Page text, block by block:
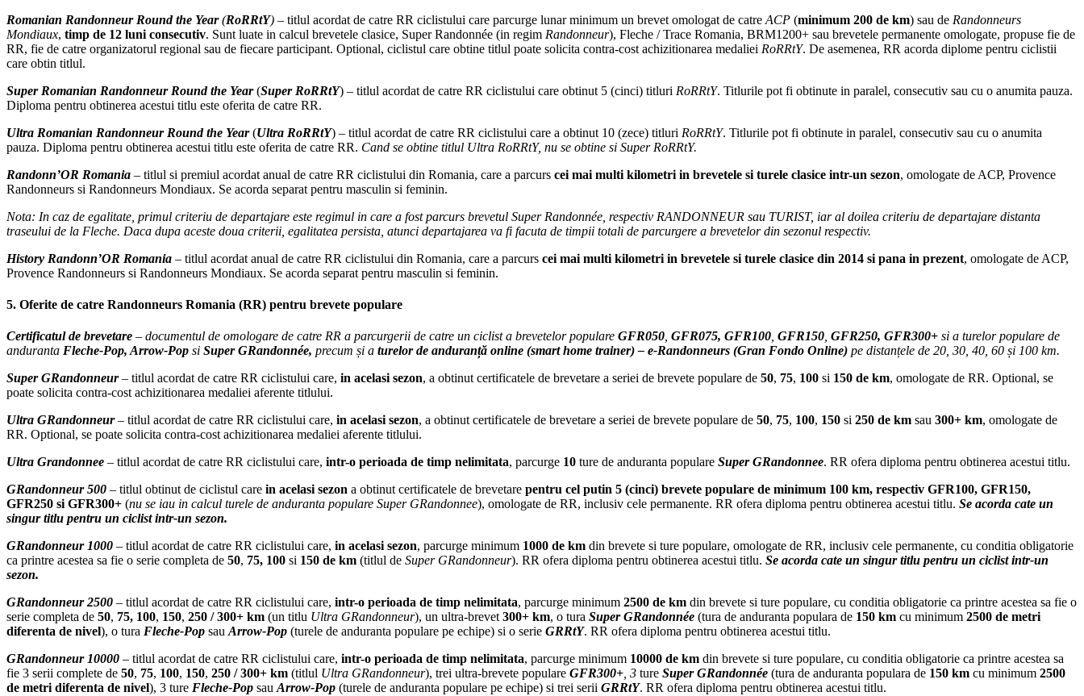
Romanian Randonneur Round the Year(RoRRtY) – titlul acordat de catre RR ciclistului care parcurge lunar minimum un brevet omologat de catre ACP (minimum 200 de km) sau de Randonneurs
Mondiaux, timp de 12 luni consecutiv. Sunt luate in calcul brevetele clasice, Super Randonnée (in regim Randonneur), Fleche / Trace Romania, BRM1200+ sau brevetele permanente omologate, propuse fie de
RR, fie de catre organizatorul regional sau de fiecare participant. Optional, ciclistul care obtine titlul poate solicita contra-cost achizitionarea medaliei RoRRtY. De asemenea, RR acorda diplome pentru ciclistii
care obtin titlul.
Super Romanian Randonneur Round the Year (Super RoRRtY) – titlul acordat de catre RR ciclistului care obtinut 5 (cinci) titluri RoRRtY. Titlurile pot fi obtinute in paralel, consecutiv sau cu o anumita pauza.
Diploma pentru obtinerea acestui titlu este oferita de catre RR.
Ultra Romanian Randonneur Round the Year(Ultra RoRRtY) – titlul acordat de catre RR ciclistului care a obtinut 10 (zece) titluri RoRRtY. Titlurile pot fi obtinute in paralel, consecutiv sau cu o anumita
pauza. Diploma pentru obtinerea acestui titlu este oferita de catre RR. Cand se obtine titlul Ultra RoRRtY, nu se obtine si Super RoRRtY.
Randonn’OR Romania – titlul si premiul acordat anual de catre RR ciclistului din Romania, care a parcurs cei mai multi kilometri in brevetele si turele clasice intr-un sezon, omologate de ACP, Provence
Randonneurs si Randonneurs Mondiaux. Se acorda separat pentru masculin si feminin.
Nota: In caz de egalitate, primul criteriu de departajare este regimul in care a fost parcurs brevetul Super Randonnée , respectiv RANDONNEUR sau TURIST, iar al doilea criteriu de departajare distanta
traseului de la Fleche. Daca dupa aceste doua criterii, egalitatea persista, atunci departajarea va fi facuta de timpii totali de parcurgere a brevetelor din sezonul respectiv.
History Randonn’OR Romania – titlul acordat anual de catre RR ciclistului din Romania, care a parcurs cei mai multi kilometri in brevetele si turele clasice din 2014 si pana in prezent, omologate de ACP,
Provence Randonneurs si Randonneurs Mondiaux. Se acorda separat pentru masculin si feminin.
5. Oferite de catre Randonneurs Romania (RR) pentru brevete populare
Certificatul de brevetare – documentul de omologare de catre RR a parcurgerii de catre un ciclist a brevetelor populare GFR050 GFR075, GFR100 GFR150 GFR250, GFR300+ si a turelor populare de
anduranta Fleche-Pop, Arrow-Pop si Super GRandonnée, precum și a turelor de anduranță online (smart home trainer) – e-Randonneurs (Gran Fondo Online) pe distanțele de 20, 30, 40, 60 și 100 km.
Super GRandonneur– titlul acordat de catre RR ciclistului care, in acelasi sezon, a obtinut certificatele de brevetare a seriei de brevete populare de 50, 75, 100 si 150 de km, omologate de RR. Optional, se
poate solicita contra-cost achizitionarea medaliei aferente titlului.
Ultra GRandonneur– titlul acordat de catre RR ciclistului care, in acelasi sezon, a obtinut certificatele de brevetare a seriei de brevete populare de 50, 75, 100, 150 si 250 de km sau 300+ km, omologate de
RR. Optional, se poate solicita contra-cost achizitionarea medaliei aferente titlului.
Ultra Grandonnee – titlul acordat de catre RR ciclistului care, intr-o perioada de timp nelimitata, parcurge 10 ture de anduranta populare Super GRandonnee. RR ofera diploma pentru obtinerea acestui titlu.
GRandonneur 500 – titlul obtinut de ciclistul care in acelasi sezon a obtinut certificatele de brevetare pentru cel putin 5 (cinci) brevete populare de minimum 100 km, respectiv GFR100, GFR150,
GFR250 si GFR300+ (nu se iau in calcul turele de anduranta populare Super GRandonnee), omologate de RR, inclusiv cele permanente. RR ofera diploma pentru obtinerea acestui titlu. Se acorda cate un
singur titlu pentru un ciclist intr-un sezon.
GRandonneur 1000 – titlul acordat de catre RR ciclistului care, in acelasi sezon, parcurge minimum 1000 de km din brevete si ture populare, omologate de RR, inclusiv cele permanente, cu conditia obligatorie
ca printre acestea sa fie o serie completa de 50, 75, 100 si 150 de km (titlul de Super GRandonneur). RR ofera diploma pentru obtinerea acestui titlu. Se acorda cate un singur titlu pentru un ciclist intr-un
sezon.
GRandonneur 2500 – titlul acordat de catre RR ciclistului care, intr-o perioada de timp nelimitata, parcurge minimum 2500 de km din brevete si ture populare, cu conditia obligatorie ca printre acestea sa fie o
serie completa de 50, 75, 100, 150, 250 / 300+ km (un titlu Ultra GRandonneur), un ultra-brevet 300+ km, o tura Super GRandonnée (tura de anduranta populara de 150 km cu minimum 2500 de metri
diferenta de nivel), o tura Fleche-Pop sau Arrow-Pop (turele de anduranta populare pe echipe) si o serie GRRtY. RR ofera diploma pentru obtinerea acestui titlu.
GRandonneur 10000 – titlul acordat de catre RR ciclistului care, intr-o perioada de timp nelimitata, parcurge minimum 10000 de km din brevete si ture populare, cu conditia obligatorie ca printre acestea sa
fie 3 serii complete de 50, 75, 100, 150, 250 / 300+ km (titlul Ultra GRandonneur), trei ultra-brevete populare GFR300+ , 3 ture Super GRandonnée (tura de anduranta populara de 150 km cu minimum 2500
de metri diferenta de nivel), 3 ture Fleche-Pop sau Arrow-Pop (turele de anduranta populare pe echipe) si trei serii GRRtY. RR ofera diploma pentru obtinerea acestui titlu.